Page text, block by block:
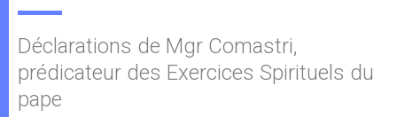
Déclarations de Mgr Comastri,
prédicateur des Exercices Spirituels du
pape